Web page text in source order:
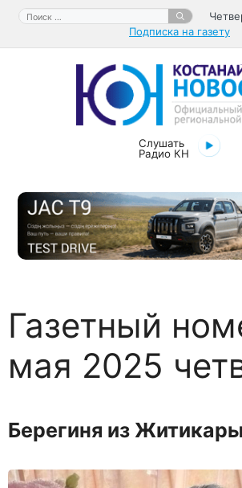
Перейти
содержимому
Поиск:
Подписка на газету
Слушать
Радио КН
Газетный
мая 2025
Берегиня из Житикары